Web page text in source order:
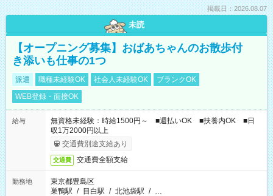
掲載日：2026.08.07
未読
【オープニング募集】おばあちゃんのお散歩付
き添いも仕事の1つ
派遣 職種未経験OK 社会人未経験OK
ブランクOK
WEB登録・面接OK
給与
無資格未経験：時給1500円～ ■週払いOK ■扶養内OK ■日
収1万2000円以上
交通費別途支給あり
交通費 交通費全額支給
勤務地
東京都豊島区
巣鴨駅 / 目白駅 / 北池袋駅 / …